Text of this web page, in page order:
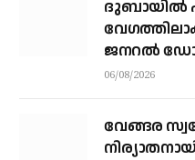
ദുബായിൽ
ജനറൽ
06/08/2026
വേങ്ങര